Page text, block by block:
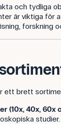
och tydliga
är viktiga för
forskning
ett brett
(10x, 40x, 60x
studier.